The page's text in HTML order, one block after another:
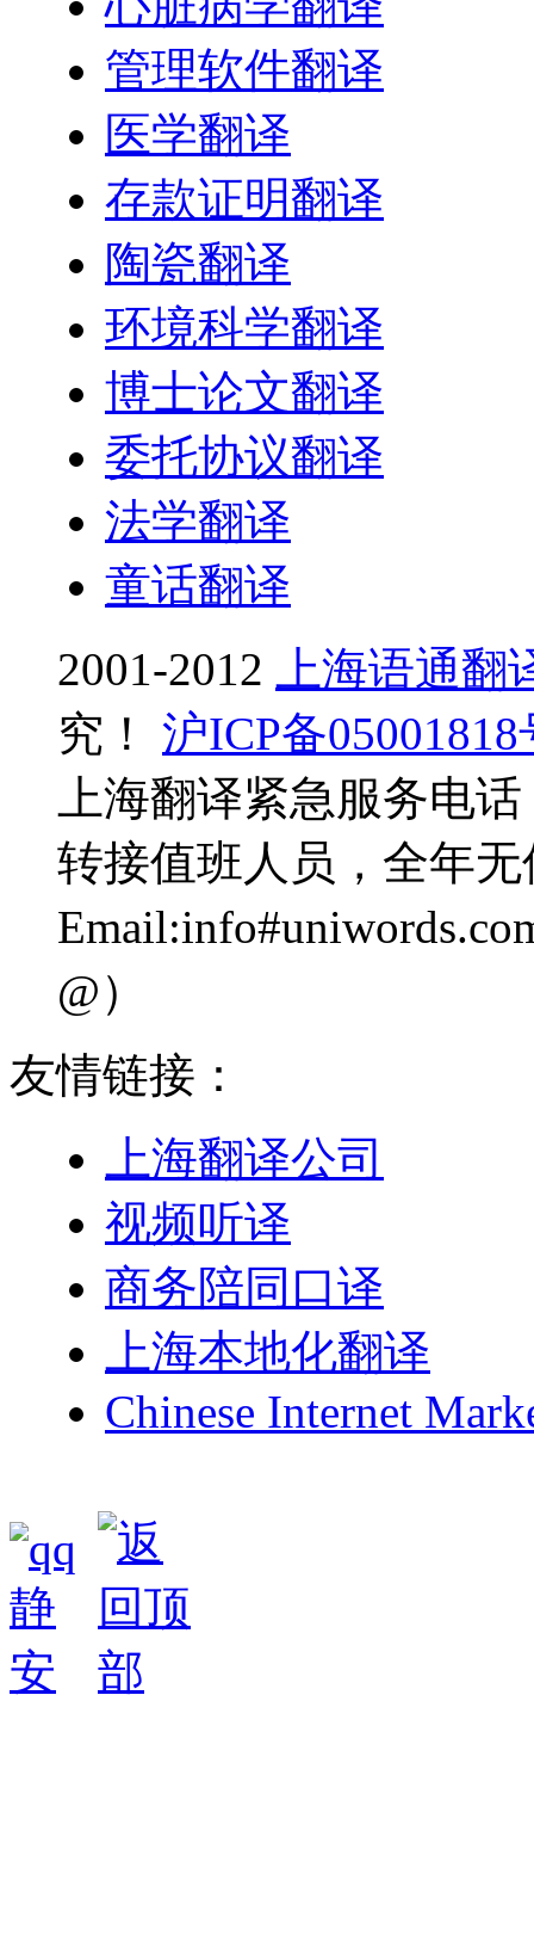
管理软件翻译
医学翻译
存款证明翻译
陶瓷翻译
环境科学翻译
博士论文翻译
委托协议翻译
法学翻译
童话翻译
2001-2012
上海语通
究！
沪ICP备05001818
上海翻译紧急服务电
转接值班人员，全年无
@）
友情链接：
上海翻译公司
视频听译
商务陪同口译
上海本地化翻译
Chinese Internet